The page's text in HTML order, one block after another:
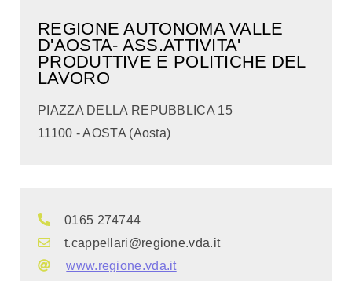
REGIONE AUTONOMA VALLE
D'AOSTA- ASS.ATTIVITA'
PRODUTTIVE E POLITICHE DEL
LAVORO
PIAZZA DELLA REPUBBLICA 15
11100 - AOSTA (Aosta)
0165 274744
t.cappellari@regione.vda.it
www.regione.vda.it